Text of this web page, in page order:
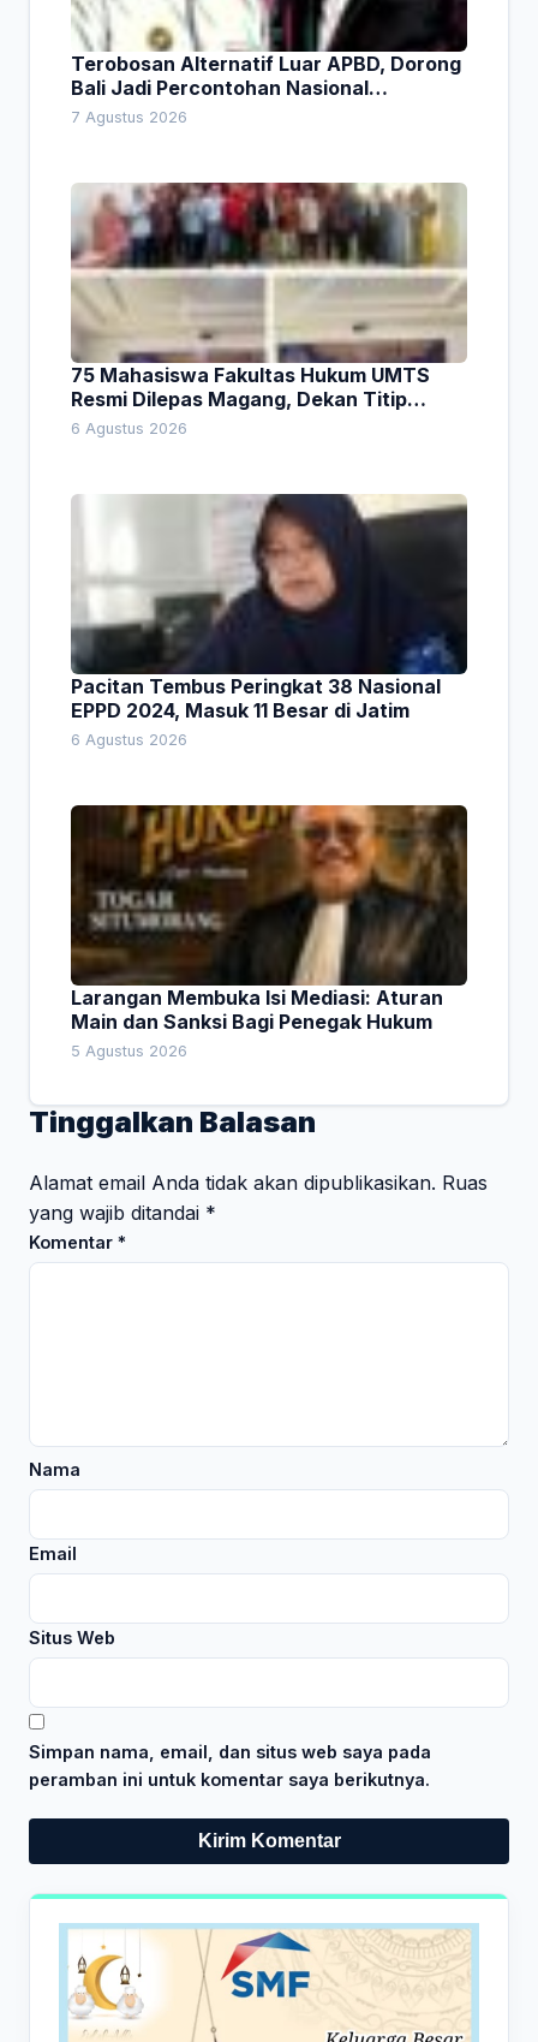
Terobosan Alternatif Luar APBD, Dorong
Bali Jadi Percontohan Nasional
Pembiayaan Daerah
7 Agustus 2026
75 Mahasiswa Fakultas Hukum UMTS
Resmi Dilepas Magang, Dekan Titip
Empat Pesan Penting
6 Agustus 2026
Pacitan Tembus Peringkat 38 Nasional
EPPD 2024, Masuk 11 Besar di Jatim
6 Agustus 2026
Larangan Membuka Isi Mediasi: Aturan
Main dan Sanksi Bagi Penegak Hukum
5 Agustus 2026
Tinggalkan Balasan
Alamat email Anda tidak akan dipublikasikan. Ruas
yang wajib ditandai *
Komentar *
Nama
Email
Situs Web
Simpan nama, email, dan situs web saya pada
peramban ini untuk komentar saya berikutnya.